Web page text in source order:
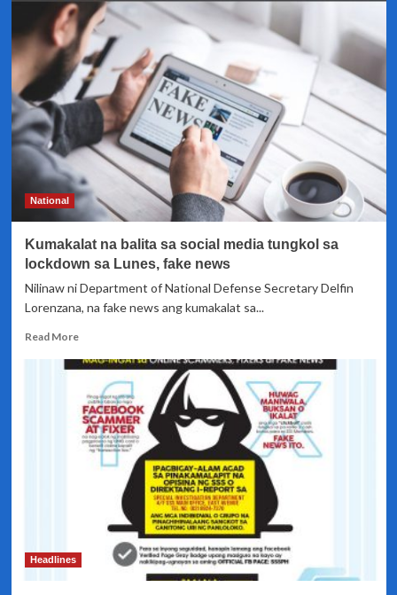
about
Singil
ng
Meralco
sa
kuryente
bababa
ngayong
buwan
National
Kumakalat na balita sa social media tungkol sa
lockdown sa Lunes, fake news
Nilinaw ni Department of National Defense Secretary Delfin
Lorenzana, na fake news ang kumakalat sa...
Read MoreRead
about
Kumakalat
na
balita
sa
social
media
lockdown
Lunes,
fake
Headlines